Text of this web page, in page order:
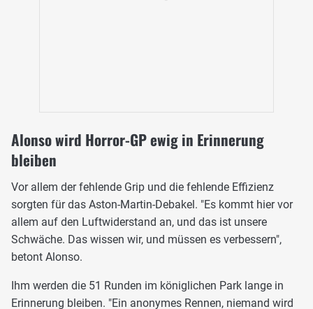
Alonso wird Horror-GP ewig in Erinnerung
bleiben
Vor allem der fehlende Grip und die fehlende Effizienz
sorgten für das Aston-Martin-Debakel. "Es kommt hier vor
allem auf den Luftwiderstand an, und das ist unsere
Schwäche. Das wissen wir, und müssen es verbessern",
betont Alonso.
Ihm werden die 51 Runden im königlichen Park lange in
Erinnerung bleiben. "Ein anonymes Rennen, niemand wird